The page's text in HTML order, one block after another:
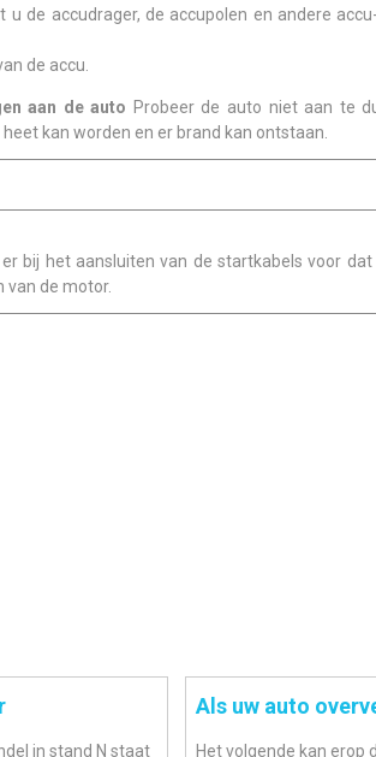
u de accudrager, de accupolen en andere
de accu.
aan de auto Probeer de auto niet aan te
kan worden en er brand kan ontstaan.
bij het aansluiten van de startkabels voor
van de motor.
in stand N staat
Als uw auto
Het volgende kan erop